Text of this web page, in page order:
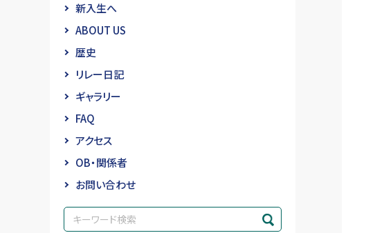
新入生へ
ABOUT US
歴史
リレー日記
ギャラリー
FAQ
アクセス
OB・関係者
お問い合わせ